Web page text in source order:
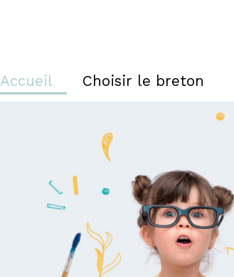
Accueil Choisir le breton